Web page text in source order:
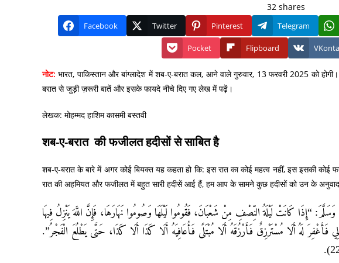
32 shares
Facebook Twitter Pinterest Telegram
Pocket Flipboard
नोट: भारत, पाकिस्तान और बांग्लादेश में शब-ए-बरात कल, आने वाले गुरुवार, 13 फरवरी 2025 को
बरात से जुड़ी ज़रूरी बातें और इसके फायदे नीचे दिए गए लेख में पढ़ें।
लेखक: मोहम्मद हाशिम कासमी बस्तवी
शब-ए-बरात की फजीलत हदीसों से साबित है
शब-ए-बरात के बारे में अगर कोई बियक्त यह कहता हो कि: इस रात का कोई महत्व नहीं, इस इसकी कोई
रात की अहमियत और फजीलत में बहुत सारी हदीसें आई हैं, हम आप के सामने कुछ हदीसों को उन के
“إِذَا كَانَتْ لَيْلَةُ النِّصْفِ مِنْ شَعْبَانَ، فَقُومُوا لَيْلَهَا وَصُومُوا نَهَارَهَا، فَإِنَّ اللَّهَ يَنْزِلُ فِيهَا
لَهُ أَلَا مُسْتَرْزِقٌ فَأَرْزُقَهُ أَلَا مُبْتَلًى فَأُعَافِيَهُ أَلَا كَذَا أَلَا كَذَا، حَتَّى يَطْلُعَ الْفَجْرُ”.